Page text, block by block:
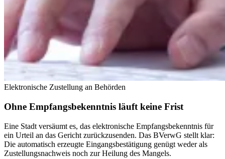
Elektronische Zustellung an Behörden
Ohne Empfangsbekenntnis läuft keine Frist
Eine Stadt versäumt es, das elektronische Empfangsbekenntnis für
ein Urteil an das Gericht zurückzusenden. Das BVerwG stellt klar:
Die automatisch erzeugte Eingangsbestätigung genügt weder als
Zustellungsnachweis noch zur Heilung des Mangels.